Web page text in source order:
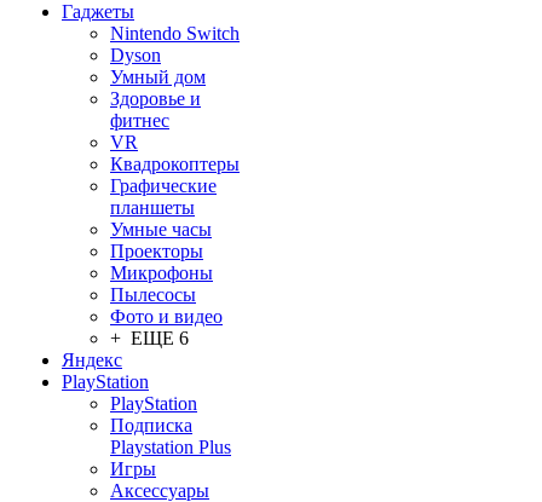
Гаджеты
Nintendo Switch
Dyson
Умный дом
Здоровье и
фитнес
VR
Квадрокоптеры
Графические
планшеты
Умные часы
Проекторы
Микрофоны
Пылесосы
Фото и видео
+ ЕЩЕ 6
Яндекс
PlayStation
PlayStation
Подписка
Playstation Plus
Игры
Аксессуары